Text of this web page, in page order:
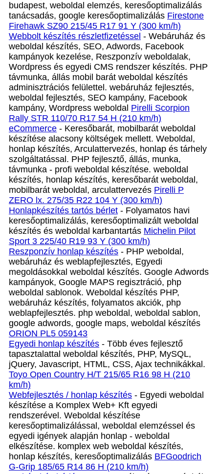
budapest, weboldal elemzés, keresőoptimalizálás
tanácsadás, google keresőoptimalizálás Firestone
Firehawk SZ90 215/45 R17 91 Y (300 km/h)
Webbolt készítés részletfizetéssel - Webáruház és
weboldal készítés, SEO, Adwords, Facebook
kampányok kezelése, Reszponzív weboldalak,
Wordpress és egyedi CMS rendszer készítés. PHP
távmunka, állás mobil barát weboldal készítés
adminisztrációs felülettel. webáruház fejlesztés,
weboldal fejlesztés, SEO kampány, Facebook
kampány, Wordpress weboldal Pirelli Scorpion
Rally STR 110/70 R17 54 H (210 km/h)
eCommerce - Keresőbarát, mobilbarát weboldal
készítése alacsony költségek mellett. Weboldal,
honlap készítés, Arculattervezés, honlap és tárhely
szolgáltatással. PHP fejlesztő, állás, munka,
távmunka - profi weboldal készítése. weboldal
készítés, honlap készítés, keresőbarát weboldal,
mobilbarát weboldal, arculattervezés Pirelli P
ZERO lx. 275/35 R22 104 Y (300 km/h)
Honlapkészítés tartós bérlet - Folyamatos havi
keresőoptimalizálás, keresőoptimalizált weboldal
készítés és weboldal karbantartás Michelin Pilot
Sport 3 225/40 R19 93 Y (300 km/h)
Reszponzív honlap készítés - PHP weboldal,
webáruház és weblapfejlesztés, Egyedi
megoldásokkal weboldal készítés. Google Adwords
kampányok, Google MAPS regisztráció, php
weboldal sablonok. Weboldal készítés PHP,
webáruház készítés, folyamatos akciók, php
weblapfejlesztés. php weboldal, weboldal sablon,
google adwords, google maps, weboldal készítés
ORION PL5 059143
Egyedi honlap készítés - Több éves fejlesztő
tapasztalattal weboldal készítés, PHP, MySQL,
jQuery, Javascript, HTML, CSS, Ajax technikákkal.
Toyo Open Country H/T 215/65 R16 98 H (210
km/h)
Webfejlesztés / honlap készítés - Egyedi weboldal
készítése a Komplex Web+ Kft egyedi
rendszerével. Weboldal készítése
keresőoptimalizálással, weboldal elemzéssel és
egyedi igények alapján honlap - weboldal
elkészítése. komplex web weboldal készítés,
honlap készítés, keresőoptimalizálás BFGoodrich
G-Grip 185/65 R14 86 H (210 km/h)